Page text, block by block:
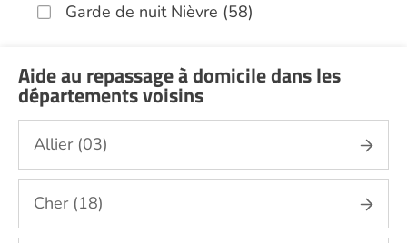
Garde de nuit Nièvre (58)
Jardinage Nièvre (58)
Aide aux courses Nièvre (58)
Entretien du cadre de vie, ménage,
repassage, gestion du linge Nièvre (58)
Sorties (promenades, rendez-vous
médicaux...) Nièvre (58)
Soins esthétiques Nièvre (58)
Aide au repassage à domicile dans les
départements voisins
Allier (03)
Cher (18)